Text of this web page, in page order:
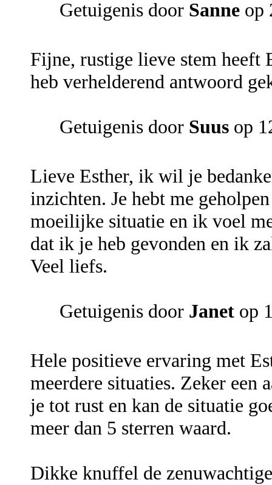
Getuigenis door Sanne op
Fijne, rustige lieve stem heeft
heb verhelderend antwoord
Getuigenis door Suus op
Lieve Esther, ik wil je
inzichten. Je hebt me
moeilijke situatie en ik voel
dat ik je heb gevonden en ik
Veel liefs.
Getuigenis door Janet op
Hele positieve ervaring met
meerdere situaties. Zeker een
je tot rust en kan de situatie
meer dan 5 sterren waard.
Dikke knuffel de